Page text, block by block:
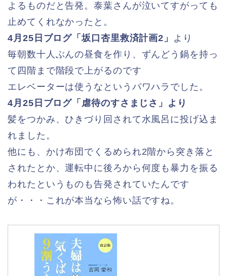
よるものだと告発。泰葉さんが泣いてすがっても
止めてくれなかったと。
4月25日ブログ「坂口杏里救済計画2」 より
毎朝数十人ぶんの昼食を作り、ずんどう鍋を持っ
て四階まで階段で上がるのです
エレベーターは使うなというパワハラでした。
4月25日ブログ「虐待のすさまじさ」より
髪をつかみ、ひきづり回されて水風呂に投げ込ま
れました。
他にも、かけ布団でくるめられ2階から突き落と
されたとか、運転中に後ろから何度も暴力を振る
われたというものも告発されていたんです
が・・・これが本当なら怖い話ですね。